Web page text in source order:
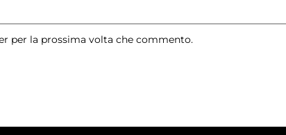
per la prossima volta che commento.